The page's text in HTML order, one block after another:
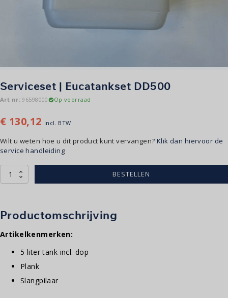
Serviceset | Eucatankset DD500
Art nr:96598000 Op voorraad
€ 130,12 incl. BTW
Wilt u weten hoe u dit product kunt vervangen? Klik dan hiervoor de
service handleiding
Serviceset
|
aantal
BESTELLEN
Productomschrijving
Artikelkenmerken:
5 liter tank incl. dop
Plank
Slangpilaar